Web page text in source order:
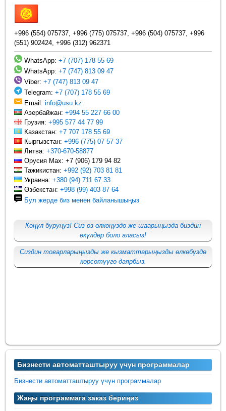
+996 (554) 075737, +996 (775) 075737, +996 (504) 075737, +996
(551) 902424, +996 (312) 962371
WhatsApp:+7 (707) 178 55 69
WhatsApp:+7 (747) 813 09 47
Viber:+7 (747) 813 09 47
Telegram:+7 (707) 178 55 69
Email:info@usu.kz
Азербайжан:+994 55 227 66 00
Грузия:+995 577 44 77 99
Казакстан:+7 707 178 55 69
Кыргызстан:+996 (775) 07 57 37
Литва:+370-670-58877
Орусия Max: +7 (906) 179 94 82
Тажикистан:+992 (92) 703 81 81
Украина:+380 (94) 711 67 33
Өзбекстан:+998 (99) 403 87 64
Бул жерде биз менен байланышыңыз
Көңүл буруңуз! Сиз өз өлкөңүздө же шаарыңызда биздин
өкүлдөр боло аласыз!
Сиздин товарларыңызды же кызматтарыңызды өлкөбүздө
көрсөтүүгө даярбыз.
Бизнести автоматташтыруу үчүн программалар
Бизнести автоматташтыруу үчүн программалар
Жаңы программага заказ бериңиз